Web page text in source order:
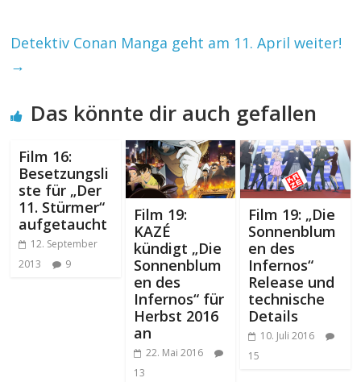
Detektiv Conan Manga geht am 11. April weiter!
→
Das könnte dir auch gefallen
Film 16:
Besetzungsli
ste für „Der
11. Stürmer“
aufgetaucht
12. September
2013
9
Film 19:
KAZÉ
kündigt „Die
Sonnenblum
en des
Infernos“ für
Herbst 2016
an
22. Mai 2016
13
Film 19: „Die
Sonnenblum
en des
Infernos“
Release und
technische
Details
10. Juli 2016
15